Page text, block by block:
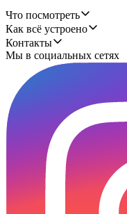
Что посмотреть
Как всё устроено
Контакты
Мы в социальных сетях